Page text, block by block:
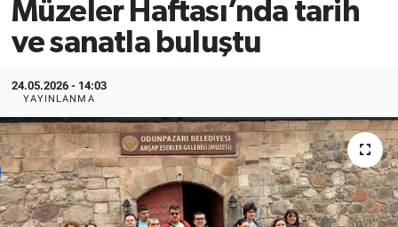
Müzeler Haftası’nda tarih
ve sanatla buluştu
24.05.2026 - 14:03
YAYINLANMA
Dünya
Alış-Veriş/İş dünyası
Röportaj
Kültür Sanat
Politika
Bilecik
Son Dakika Haberleri